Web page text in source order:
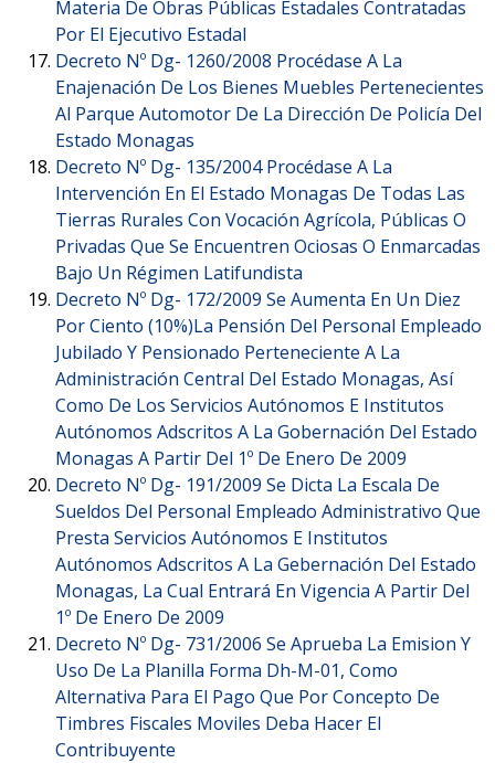
Materia De Obras Públicas Estadales Contratadas
Por El Ejecutivo Estadal
Decreto Nº Dg- 1260/2008 Procédase A La
Enajenación De Los Bienes Muebles Pertenecientes
Al Parque Automotor De La Dirección De Policía Del
Estado Monagas
Decreto Nº Dg- 135/2004 Procédase A La
Intervención En El Estado Monagas De Todas Las
Tierras Rurales Con Vocación Agrícola, Públicas O
Privadas Que Se Encuentren Ociosas O Enmarcadas
Bajo Un Régimen Latifundista
Decreto Nº Dg- 172/2009 Se Aumenta En Un Diez
Por Ciento (10%)La Pensión Del Personal Empleado
Jubilado Y Pensionado Perteneciente A La
Administración Central Del Estado Monagas, Así
Como De Los Servicios Autónomos E Institutos
Autónomos Adscritos A La Gobernación Del Estado
Monagas A Partir Del 1º De Enero De 2009
Decreto Nº Dg- 191/2009 Se Dicta La Escala De
Sueldos Del Personal Empleado Administrativo Que
Presta Servicios Autónomos E Institutos
Autónomos Adscritos A La Gebernación Del Estado
Monagas, La Cual Entrará En Vigencia A Partir Del
1º De Enero De 2009
Decreto Nº Dg- 731/2006 Se Aprueba La Emision Y
Uso De La Planilla Forma Dh-M-01, Como
Alternativa Para El Pago Que Por Concepto De
Timbres Fiscales Moviles Deba Hacer El
Contribuyente